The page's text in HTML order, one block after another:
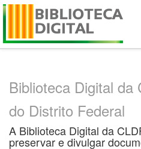
Skip
Biblioteca Digital da
do Distrito Federal
A Biblioteca Digital da
preservar e divulgar